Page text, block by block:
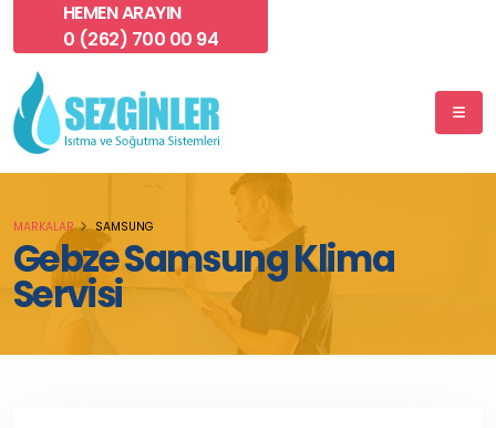
HEMEN ARAYIN
0 (262) 700 00 94
Gebze Samsung Klima
Servisi
MARKALAR SAMSUNG